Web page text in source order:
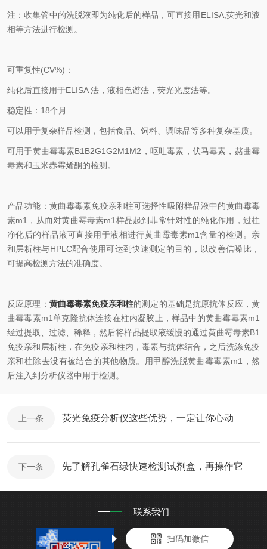
注：收集管中的洗脱液即为纯化后的样品，可直接用ELISA,荧光和液
相等方法进行检测。
可重复性(CV%)：
纯化后直接用于ELISA 法，液相色谱法，荧光光度法等。
稳定性：18个月
可以用于复杂样品检测，包括食品、饲料、调味品等多种复杂基质。
可用于黄曲霉毒素B1B2G1G2M1M2，呕吐毒素，伏马毒素，赭曲霉
毒素和玉米赤霉烯酮的检测。
产品功能：黄曲霉毒素免疫亲和柱可选择性吸附样品液中的黄曲霉毒
素m1，从而对黄曲霉毒素m1样品起到非常针对性的纯化作用，过柱
净化后的样品液可直接用于液相进行黄曲霉毒素m1含量的检测。亲
和层析柱与HPLC配合使用可达到快速测定的目的，以改善信噪比，
可提高检测方法的准确度。
反应原理： 黄曲霉毒素免疫亲和柱的测定的基础是抗原抗体反应，黄
曲霉毒素m1单克隆抗体连接在柱内凝胶上，样品中的黄曲霉毒素m1
经过提取、过滤、稀释，然后将样品提取液缓慢的通过黄曲霉毒素B1
免疫亲和层析柱，在免疫亲和柱内，毒素与抗体结合，之后洗涤免疫
亲和柱除去没有被结合的其他物质。用甲醇洗脱黄曲霉毒素m1，然
后注入到分析仪器中用于检测。
上一条 荧光免疫分析仪这些优势，一定让你心动
下一条 先了解孔雀石绿快速检测试剂盒，再操作它
联系我们
扫码加微信